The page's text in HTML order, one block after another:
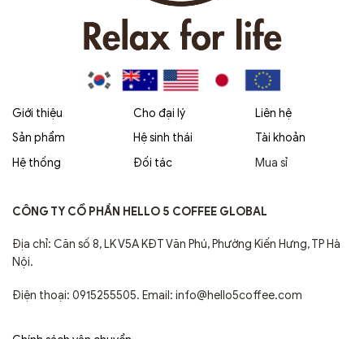
Giới thiệu
Sản phẩm
Hệ thống
Cho đại lý
Hệ sinh thái
Đối tác
Liên hệ
Tài khoản
Mua sỉ
CÔNG TY CỔ PHẦN HELLO 5 COFFEE GLOBAL
Địa chỉ: Căn số 8, LK V5A KĐT Văn Phú, Phường Kiến Hưng, TP Hà
Nội.
Điện thoại: 0915255505. Email: info@hello5coffee.com